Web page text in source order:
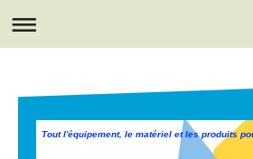
Tout l'équipement, le matériel et les produits